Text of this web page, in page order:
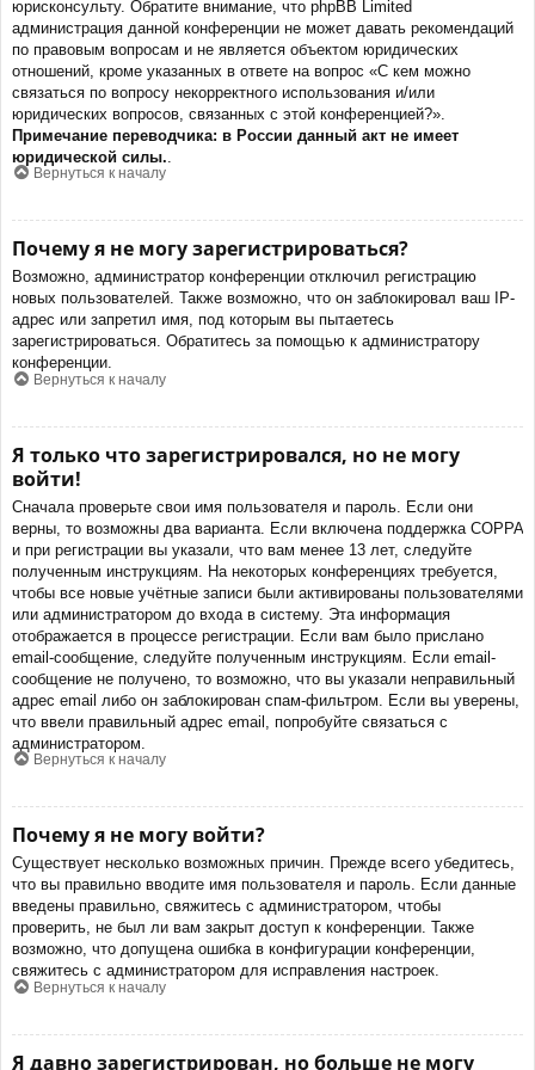
юрисконсульту. Обратите внимание, что phpBB Limited
администрация данной конференции не может давать рекомендаций
по правовым вопросам и не является объектом юридических
отношений, кроме указанных в ответе на вопрос «С кем можно
связаться по вопросу некорректного использования и/или
юридических вопросов, связанных с этой конференцией?».
Примечание переводчика: в России данный акт не имеет
юридической силы.
Вернуться к началу
Почему я не могу зарегистрироваться?
Возможно, администратор конференции отключил регистрацию
новых пользователей. Также возможно, что он заблокировал ваш IP-
адрес или запретил имя, под которым вы пытаетесь
зарегистрироваться. Обратитесь за помощью к администратору
конференции.
Вернуться к началу
Я только что зарегистрировался, но не могу
войти!
Сначала проверьте свои имя пользователя и пароль. Если они
верны, то возможны два варианта. Если включена поддержка COPPA
и при регистрации вы указали, что вам менее 13 лет, следуйте
полученным инструкциям. На некоторых конференциях требуется,
чтобы все новые учётные записи были активированы пользователями
или администратором до входа в систему. Эта информация
отображается в процессе регистрации. Если вам было прислано
email-сообщение, следуйте полученным инструкциям. Если email-
сообщение не получено, то возможно, что вы указали неправильный
адрес email либо он заблокирован спам-фильтром. Если вы уверены,
что ввели правильный адрес email, попробуйте связаться с
администратором.
Вернуться к началу
Почему я не могу войти?
Существует несколько возможных причин. Прежде всего убедитесь,
что вы правильно вводите имя пользователя и пароль. Если данные
введены правильно, свяжитесь с администратором, чтобы
проверить, не был ли вам закрыт доступ к конференции. Также
возможно, что допущена ошибка в конфигурации конференции,
свяжитесь с администратором для исправления настроек.
Вернуться к началу
Я давно зарегистрирован, но больше не могу